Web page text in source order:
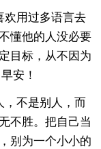
欢用过多语言去
懂他的人没必要
目标，从不因为
安！
，不是别人，而
不胜。把自己当
别为一个小小的